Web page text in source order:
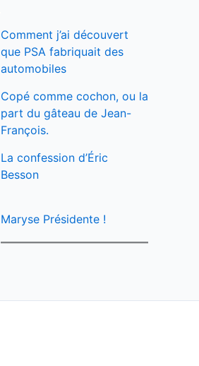
Comment j’ai découvert
que PSA fabriquait des
automobiles
Copé comme cochon, ou la
part du gâteau de Jean-
François.
La confession d’Éric
Besson
Maryse Présidente !